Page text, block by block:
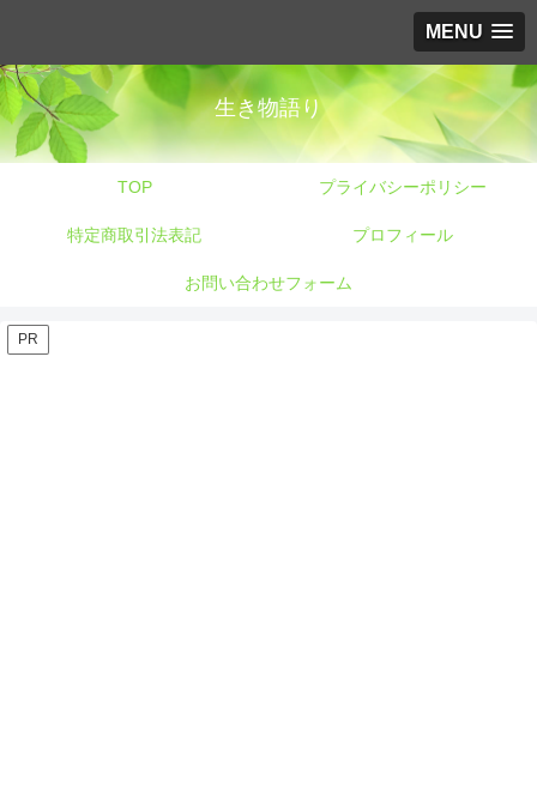
MENU
生き物語り
TOP プライバシーポリシー
特定商取引法表記 プロフィール
お問い合わせフォーム
PR